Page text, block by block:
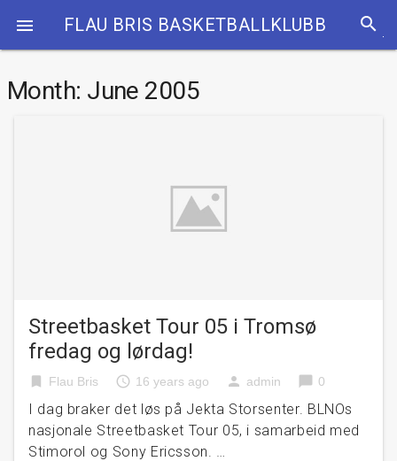
 FLAU BRIS BASKETBALLKLUBB search
Month: June 2005
Streetbasket Tour 05 i Tromsø
fredag og lørdag!
bookmark Flau Bris access_time 16 years ago person admin chat_bubble 0
I dag braker det løs på Jekta Storsenter. BLNOs
nasjonale Streetbasket Tour 05, i samarbeid med
Stimorol og Sony Ericsson. …